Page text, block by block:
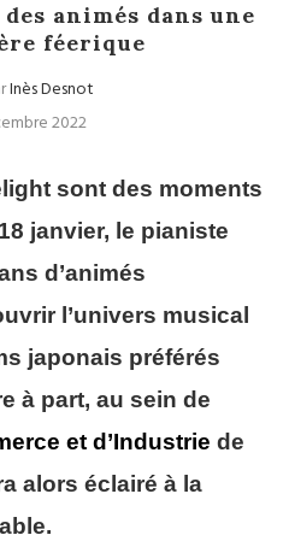
animés dans une
féerique
Inès Desnot
2022
sont des moments
janvier, le pianiste
d’animés
l’univers musical
japonais préférés
à part, au sein de
et d’Industrie de
alors éclairé à la